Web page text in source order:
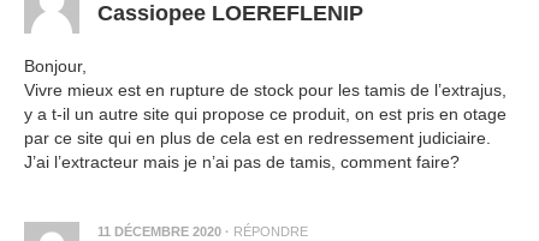
Cassiopee LOEREFLENIP
Bonjour,
Vivre mieux est en rupture de stock pour les tamis de l’extrajus,
y a t-il un autre site qui propose ce produit, on est pris en otage
par ce site qui en plus de cela est en redressement judiciaire.
J’ai l’extracteur mais je n’ai pas de tamis, comment faire?
11 DÉCEMBRE 2020 · RÉPONDRE